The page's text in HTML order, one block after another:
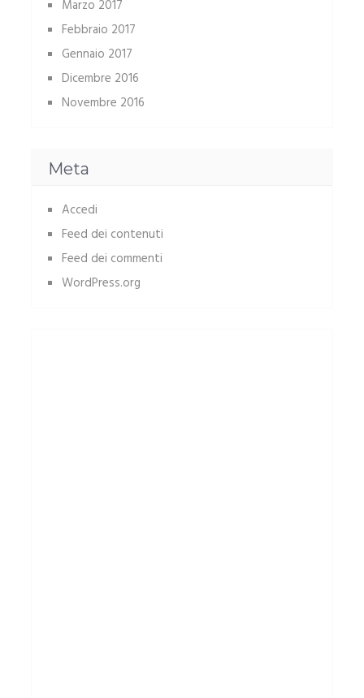
Marzo 2017
Febbraio 2017
Gennaio 2017
Dicembre 2016
Novembre 2016
Meta
Accedi
Feed dei contenuti
Feed dei commenti
WordPress.org